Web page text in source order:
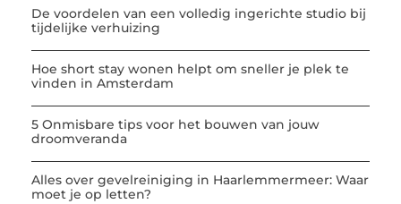
De voordelen van een volledig ingerichte studio bij
tijdelijke verhuizing
Hoe short stay wonen helpt om sneller je plek te
vinden in Amsterdam
5 Onmisbare tips voor het bouwen van jouw
droomveranda
Alles over gevelreiniging in Haarlemmermeer: Waar
moet je op letten?